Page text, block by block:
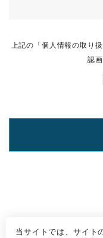
当社が個人情報を
・ユーザーからの
上記の「個人情報の取り
認
当サイトでは、サイト